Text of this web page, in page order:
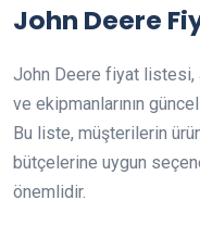
John Deere
John Deere fiyat listesi,
ve ekipmanlarının
Bu liste, müşterilerin
bütçelerine uygun
önemlidir.